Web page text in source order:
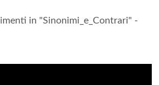
in "Sinonimi_e_Contrari" -